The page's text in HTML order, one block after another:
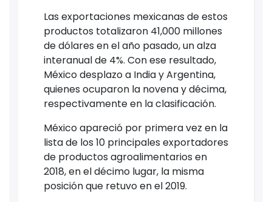
Las exportaciones mexicanas de estos
productos totalizaron 41,000 millones
de dólares en el año pasado, un alza
interanual de 4%. Con ese resultado,
México desplazo a India y Argentina,
quienes ocuparon la novena y décima,
respectivamente en la clasificación.
México apareció por primera vez en la
lista de los 10 principales exportadores
de productos agroalimentarios en
2018, en el décimo lugar, la misma
posición que retuvo en el 2019.